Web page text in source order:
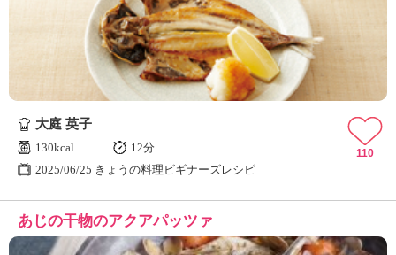
大庭 英子
130kcal
12分
2025/06/25 きょうの料理ビギナーズレシピ
110
あじの干物のアクアパッツァ